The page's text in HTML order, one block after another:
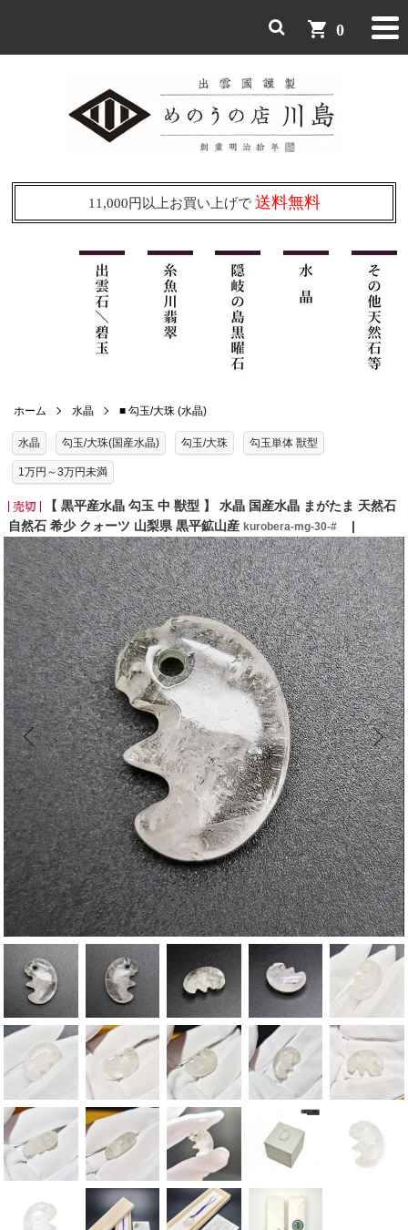
shopping_cart 0
11,000円以上お買い上げで 送料無料
ホーム 水晶 ■ 勾玉/大珠 (水晶)
水晶 勾玉/大珠(国産水晶) 勾玉/大珠 勾玉単体 獣型
1万円～3万円未満
【 黒平産水晶 勾玉 中 獣型 】 水晶 国産水晶 まがたま 天然石
自然石 希少 クォーツ 山梨県 黒平鉱山産 kurobera-mg-30-#